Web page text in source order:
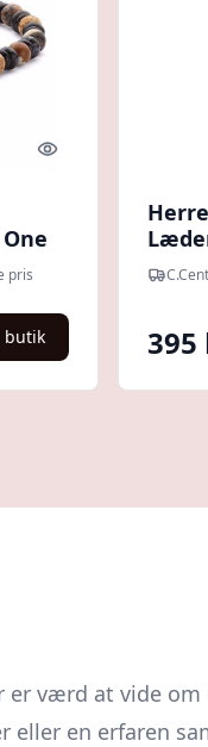
Quick look
pris
butik
cm |
395
værd at vide
en erfaren